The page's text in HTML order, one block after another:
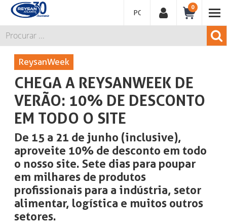
PORTUGUÊS
0
ReysanWeek
CHEGA A REYSANWEEK DE
VERÃO: 10% DE DESCONTO
EM TODO O SITE
De 15 a 21 de junho (inclusive),
aproveite 10% de desconto em todo
o nosso site. Sete dias para poupar
em milhares de produtos
profissionais para a indústria, setor
alimentar, logística e muitos outros
setores.